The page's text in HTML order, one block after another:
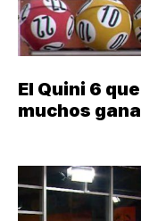
El Quini 6
muchos